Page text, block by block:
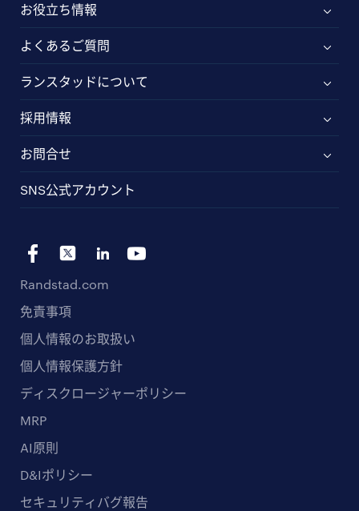
お役立ち情報
よくあるご質問
ランスタッドについて
採用情報
お問合せ
SNS公式アカウント
Randstad.com
免責事項
個人情報のお取扱い
個人情報保護方針
ディスクロージャーポリシー
MRP
AI原則
D&Iポリシー
セキュリティバグ報告